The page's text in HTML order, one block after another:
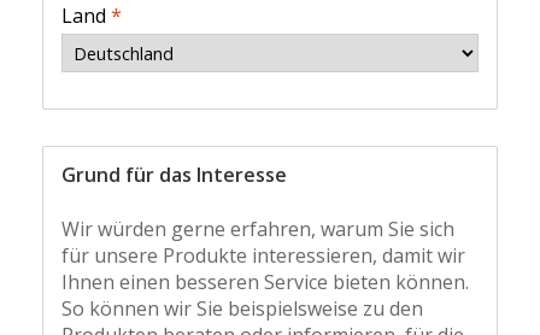
Land *
Grund für das Interesse
Wir würden gerne erfahren, warum Sie sich
für unsere Produkte interessieren, damit wir
Ihnen einen besseren Service bieten können.
So können wir Sie beispielsweise zu den